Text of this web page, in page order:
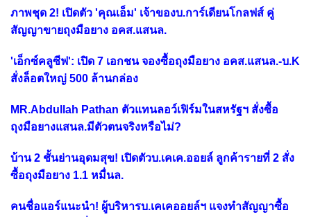
ภาพชุด 2! เปิดตัว 'คุณเอ็ม' เจ้าของบ.การ์เดียนโกลฟส์ คู่
สัญญาขายถุงมือยาง อคส.แสนล.
'เอ็กซ์คลูซีฟ': เปิด 7 เอกชน จองซื้อถุงมือยาง อคส.แสนล.-บ.K
สั่งล็อตใหญ่ 500 ล้านกล่อง
MR.Abdullah Pathan ตัวแทนลอว์เฟิร์มในสหรัฐฯ สั่งซื้อ
ถุงมือยางแสนล.มีตัวตนจริงหรือไม่?
บ้าน 2 ชั้นย่านอุดมสุข! เปิดตัวบ.เคเค.ออยล์ ลูกค้ารายที่ 2 สั่ง
ซื้อถุงมือยาง 1.1 หมื่นล.
คนชื่อแอร์แนะนำ! ผู้บริหารบ.เคเคออยล์ฯ แจงทำสัญญาซื้อ